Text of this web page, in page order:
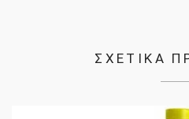
ΣΧΕΤΙΚΑ